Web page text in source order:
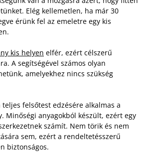
Elég kellemetlen, ha már 30
érünk fel az emeletre egy kis
kis helyen elfér, ezért célszerű
A segítségével számos olyan
amelyekhez nincs szükség
felsőtest edzésére alkalmas a
Minőségi anyagokból készült, ezért egy
számít. Nem törik és nem
sem, ezért a rendeltetésszerű
biztonságos.